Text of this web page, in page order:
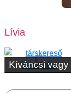
Lívia
Kíváncsi